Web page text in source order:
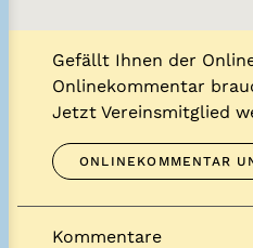
Gefällt Ihnen der
Onlinekommentar
Jetzt Vereinsmitglied
ONLINEKOMMENTAR
Kommentare